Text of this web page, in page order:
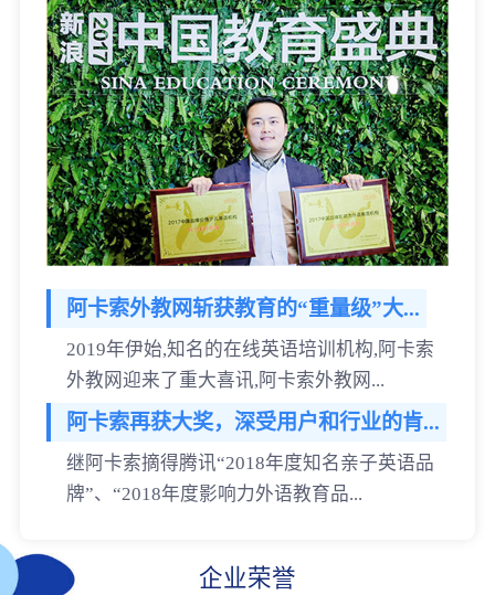
阿卡索外教网斩获教育的“重量级”大...
2019年伊始,知名的在线英语培训机构,阿卡索
外教网迎来了重大喜讯,阿卡索外教网...
阿卡索再获大奖，深受用户和行业的肯...
继阿卡索摘得腾讯“2018年度知名亲子英语品
牌”、“2018年度影响力外语教育品...
企业荣誉